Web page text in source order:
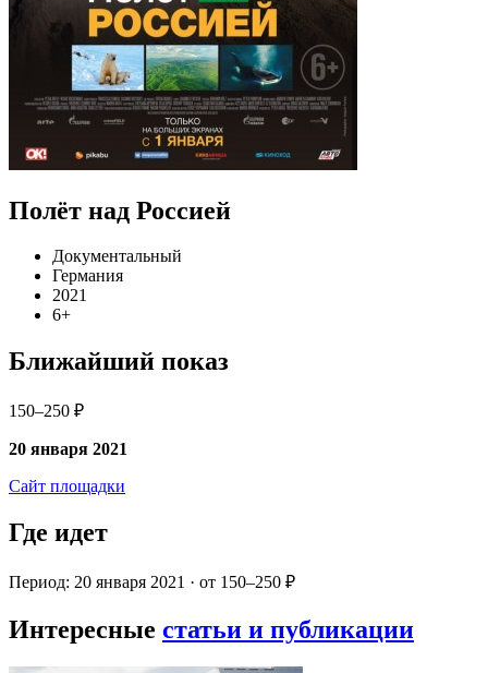
Полёт над Россией
Документальный
Германия
2021
6+
Ближайший показ
150–250 ₽
20 января 2021
Сайт площадки
Где идет
Период: 20 января 2021 · от 150–250 ₽
Интересные статьи и публикации